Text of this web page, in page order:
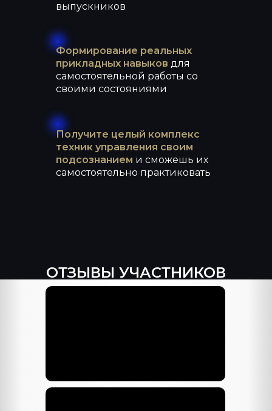
выпускников
Формирование реальных
прикладных навыков для
самостоятельной работы со
своими состояниями
Получите целый комплекс
техник управления своим
подсознанием и сможешь их
самостоятельно практиковать
ОТЗЫВЫ УЧАСТНИКОВ